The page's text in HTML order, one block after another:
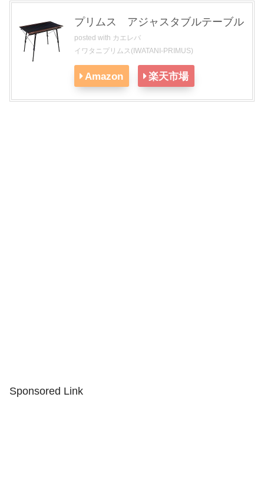
プリムス アジャスタブルテーブル
posted with カエレバ
イワタニプリムス(IWATANI-PRIMUS)
Amazon 楽天市場
Sponsored Link